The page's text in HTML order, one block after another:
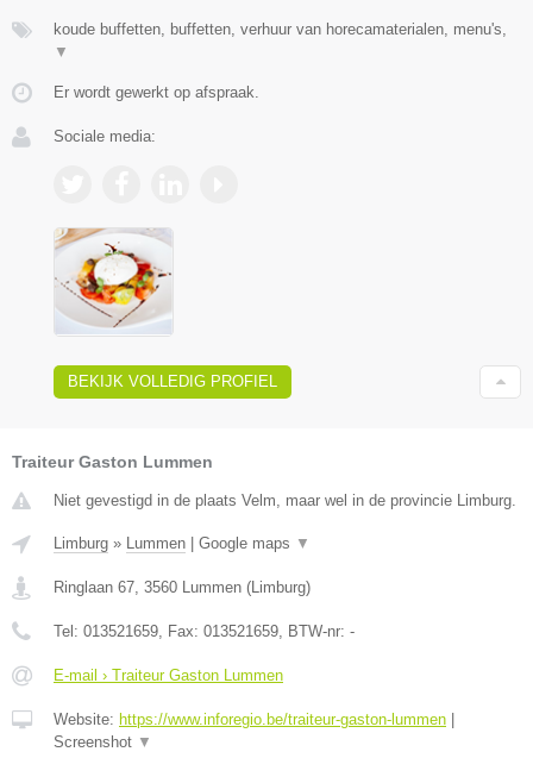
koude buffetten, buffetten, verhuur van horecamaterialen, menu's,
▼
Er wordt gewerkt op afspraak.
Sociale media:
BEKIJK VOLLEDIG PROFIEL
Traiteur Gaston Lummen
Niet gevestigd in de plaats Velm, maar wel in de provincie Limburg.
Limburg » Lummen | Google maps ▼
Ringlaan 67 3560 Lummen (Limburg)
Tel: 013521659 , Fax: 013521659 , BTW-nr: -
E-mail › Traiteur Gaston Lummen
Website: https://www.inforegio.be/traiteur-gaston-lummen |
Screenshot ▼